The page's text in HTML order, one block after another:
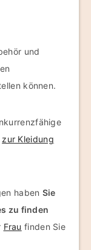
und
können.
zur Kleidung
haben Sie
zu finden
Frau finden Sie